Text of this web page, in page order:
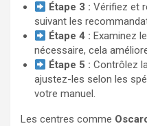
Étape 3 : Vérifiez et
suivant les
Étape 4 : Examinez
nécessaire, cela
Étape 5 : Contrôlez
ajustez-les selon les
votre manuel.
Les centres comme